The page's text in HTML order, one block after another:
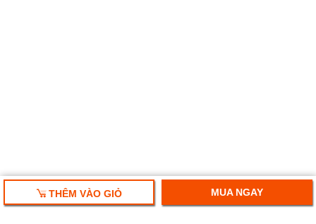
THÊM VÀO GIỎ MUA NGAY